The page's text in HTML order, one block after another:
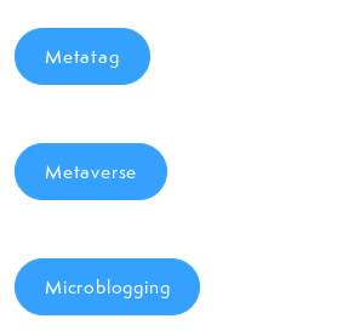
Metatag
Metaverse
Microblogging